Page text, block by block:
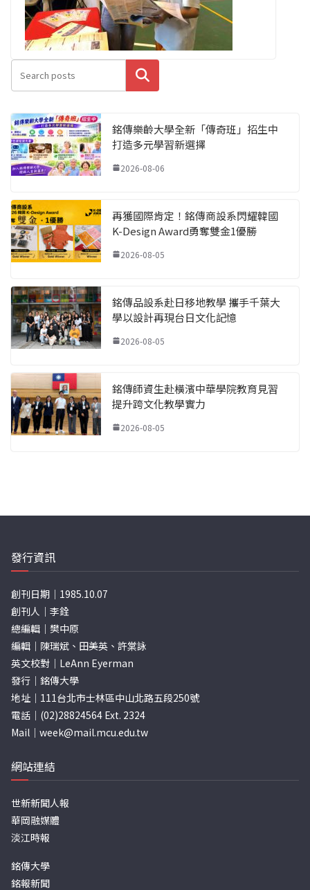
搜尋
銘傳樂齡大學全新「傳奇班」招生中
打造多元學習新選擇
2026-08-06
再獲國際肯定！銘傳商設系閃耀韓國
K-Design Award勇奪雙金1優勝
2026-08-05
銘傳品設系赴日移地教學 攜手千葉大
學以設計再現台日文化記憶
2026-08-05
銘傳師資生赴橫濱中華學院教育見習
提升跨文化教學實力
2026-08-05
發行資訊
創刊日期｜1985.10.07
創刊人｜李銓
總編輯｜樊中原
編輯｜陳瑞斌、田美英、許棠詠
英文校對｜LeAnn Eyerman
發行｜銘傳大學
地址｜111台北市士林區中山北路五段250號
電話｜(02)28824564 Ext. 2324
Mail｜ week@mail.mcu.edu.tw
網站連結
世新新聞人報
華岡融媒體
淡江時報
銘傳大學
銘報新聞